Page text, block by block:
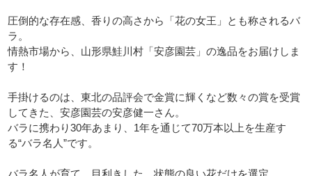
圧倒的な存在感、香りの高さから「花の女王」とも称されるバ
ラ。
情熱市場から、山形県鮭川村「安彦園芸」の逸品をお届けしま
す！
手掛けるのは、東北の品評会で金賞に輝くなど数々の賞を受賞
してきた、安彦園芸の安彦健一さん。
バラに携わり30年あまり、1年を通じて70万本以上を生産す
る“バラ名人”です。
バラ名人が育て、目利きした、状態の良い花だけを選定。